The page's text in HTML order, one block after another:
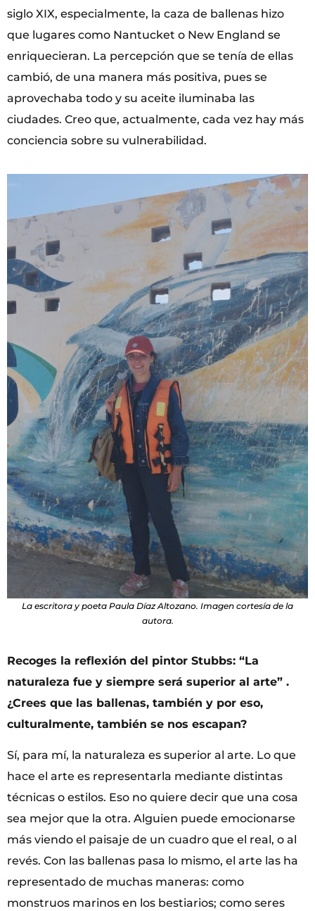
siglo XIX, especialmente, la caza de ballenas hizo
que lugares como Nantucket o New England se
enriquecieran. La percepción que se tenía de ellas
cambió, de una manera más positiva, pues se
aprovechaba todo y su aceite iluminaba las
ciudades. Creo que, actualmente, cada vez hay más
conciencia sobre su vulnerabilidad.
La escritora y poeta Paula Díaz Altozano. Imagen cortesía de la
autora.
Recoges la reflexión del pintor Stubbs: “La
naturaleza fue y siempre será superior al arte” .
¿Crees que las ballenas, también y por eso,
culturalmente, también se nos escapan?
Sí, para mí, la naturaleza es superior al arte. Lo que
hace el arte es representarla mediante distintas
técnicas o estilos. Eso no quiere decir que una cosa
sea mejor que la otra. Alguien puede emocionarse
más viendo el paisaje de un cuadro que el real, o al
revés. Con las ballenas pasa lo mismo, el arte las ha
representado de muchas maneras: como
monstruos marinos en los bestiarios; como seres